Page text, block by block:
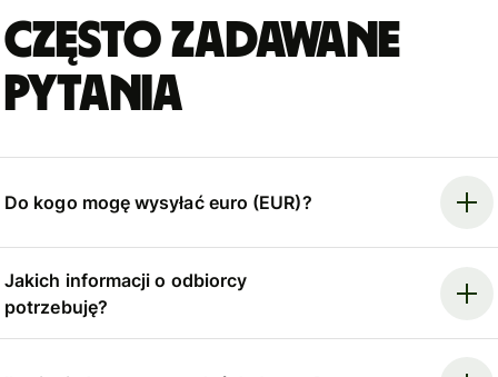
Często zadawane
pytania
Do kogo mogę wysyłać euro (EUR)?
Jakich informacji o odbiorcy
potrzebuję?